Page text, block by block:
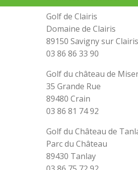
Golf de Clairis
Domaine de Clairis
89150 Savigny sur Clairis
03 86 86 33 90
Golf du château de
35 Grande Rue
89480 Crain
03 86 81 74 92
Golf du Château de
Parc du Château
89430 Tanlay